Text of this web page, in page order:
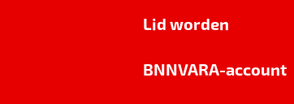
Lid worden
BNNVARA-account